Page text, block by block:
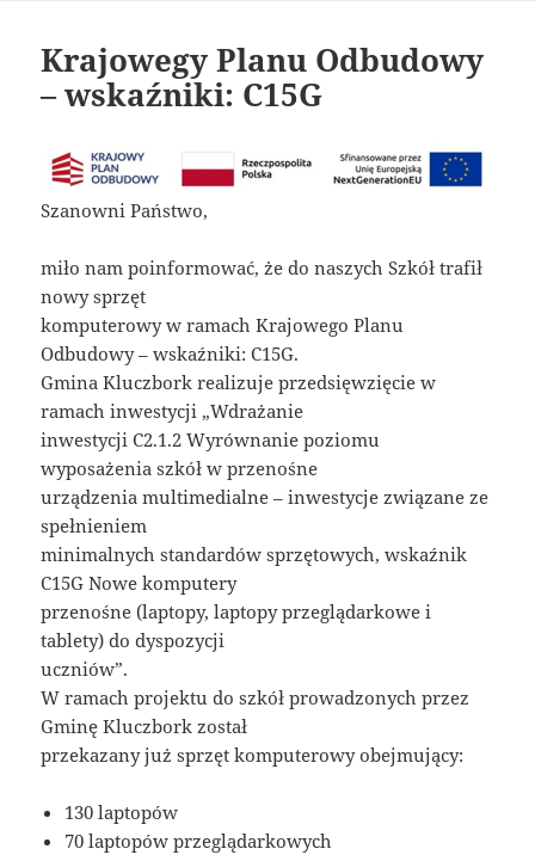
Krajowegy Planu Odbudowy
– wskaźniki: C15G
Szanowni Państwo,
miło nam poinformować, że do naszych Szkół trafił
nowy sprzęt
komputerowy w ramach Krajowego Planu
Odbudowy – wskaźniki: C15G.
Gmina Kluczbork realizuje przedsięwzięcie w
ramach inwestycji „Wdrażanie
inwestycji C2.1.2 Wyrównanie poziomu
wyposażenia szkół w przenośne
urządzenia multimedialne – inwestycje związane ze
spełnieniem
minimalnych standardów sprzętowych, wskaźnik
C15G Nowe komputery
przenośne (laptopy, laptopy przeglądarkowe i
tablety) do dyspozycji
uczniów”.
W ramach projektu do szkół prowadzonych przez
Gminę Kluczbork został
przekazany już sprzęt komputerowy obejmujący:
130 laptopów
70 laptopów przeglądarkowych